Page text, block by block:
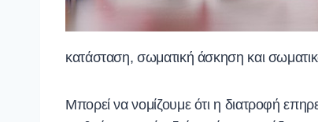
κατάσταση, σωματική άσκηση και
Μπορεί να νομίζουμε ότι η διατροφή